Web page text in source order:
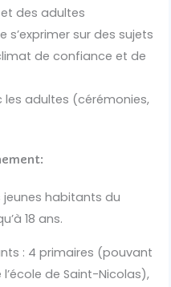
des adultes
s’exprimer sur des sujets
de confiance et de
les adultes (cérémonies,
jeunes habitants du
18 ans.
: 4 primaires (pouvant
de Saint-Nicolas),